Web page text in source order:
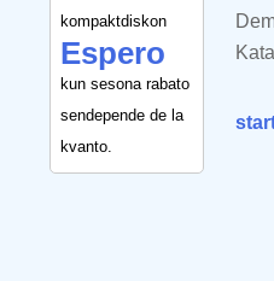
kompaktdiskon
Espero
kun sesona rabato
sendepende de la
kvanto.